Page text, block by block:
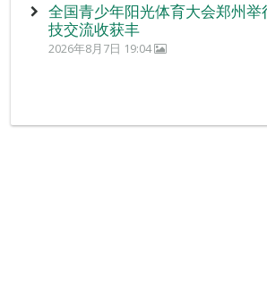
全国青少年阳光体育大会郑州举
技交流收获丰
2026年8月7日 19:04